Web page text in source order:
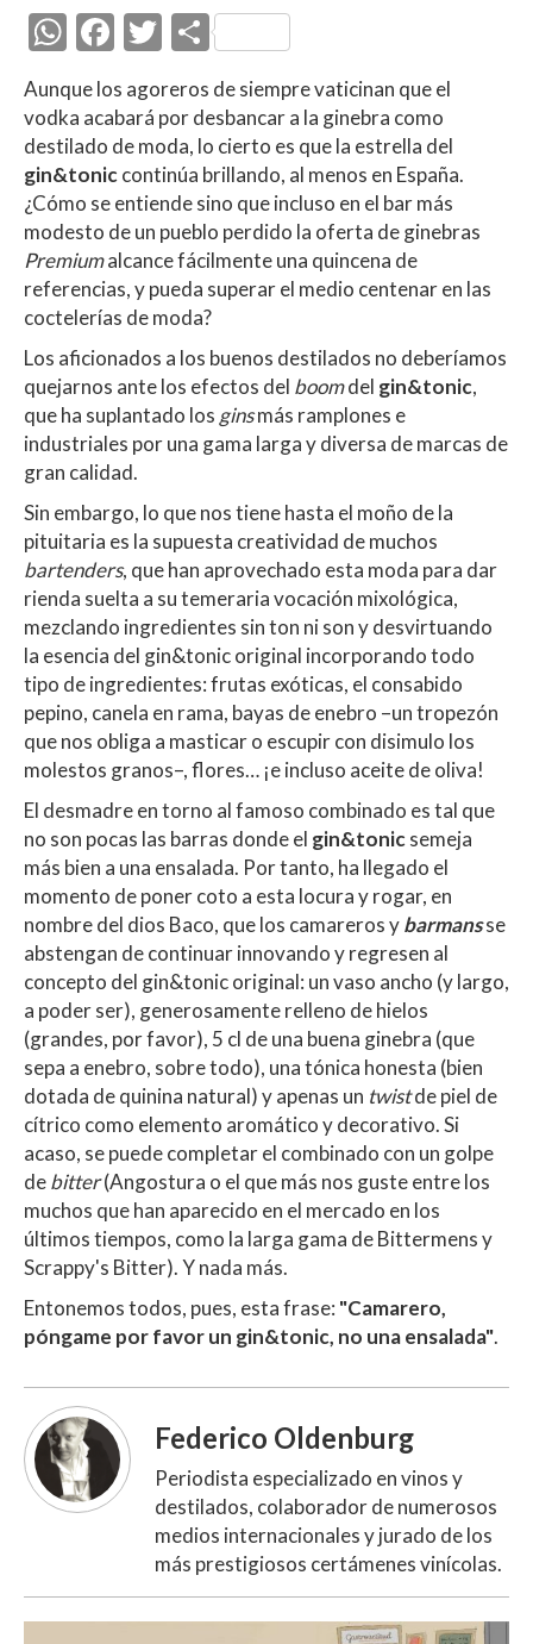
W
at
s
A
p
p
F
e
b
o
o
k
T
itt
er
C
o
m
p
ar
ti
r
Aunque los agoreros de siempre vaticinan que el
vodka acabará por desbancar a la ginebra como
destilado de moda, lo cierto es que la estrella del
gin&toniccontinúa brillando, al menos en España.
¿Cómo se entiende sino que incluso en el bar más
modesto de un pueblo perdido la oferta de ginebras
Premiumalcance fácilmente una quincena de
referencias, y pueda superar el medio centenar en las
coctelerías de moda?
Los aficionados a los buenos destilados no deberíamos
quejarnos ante los efectos del boomdel gin&tonic,
que ha suplantado los ginsmás ramplones e
industriales por una gama larga y diversa de marcas de
gran calidad.
Sin embargo, lo que nos tiene hasta el moño de la
pituitaria es la supuesta creatividad de muchos
bartenders, que han aprovechado esta moda para dar
rienda suelta a su temeraria vocación mixológica,
mezclando ingredientes sin ton ni son y desvirtuando
la esencia del gin&tonic original incorporando todo
tipo de ingredientes: frutas exóticas, el consabido
pepino, canela en rama, bayas de enebro –un tropezón
que nos obliga a masticar o escupir con disimulo los
molestos granos–, flores… ¡e incluso aceite de oliva!
El desmadre en torno al famoso combinado es tal que
no son pocas las barras donde el gin&tonicsemeja
más bien a una ensalada. Por tanto, ha llegado el
momento de poner coto a esta locura y rogar, en
nombre del dios Baco, que los camareros ybarmansse
abstengan de continuar innovando y regresen al
concepto del gin&tonic original: un vaso ancho (y largo,
a poder ser), generosamente relleno de hielos
(grandes, por favor), 5 cl de una buena ginebra (que
sepa a enebro, sobre todo), una tónica honesta (bien
dotada de quinina natural) y apenas un twistde piel de
cítrico como elemento aromático y decorativo. Si
acaso, se puede completar el combinado con un golpe
debitter(Angostura o el que más nos guste entre los
muchos que han aparecido en el mercado en los
últimos tiempos, como la larga gama de Bittermens y
Scrappy's Bitter). Y nada más.
Entonemos todos, pues, esta frase: "Camarero,
póngame por favor un gin&tonic, no una ensalada".
Federico Oldenburg
Periodista especializado en vinos y
destilados, colaborador de numerosos
medios internacionales y jurado de los
más prestigiosos certámenes vinícolas.